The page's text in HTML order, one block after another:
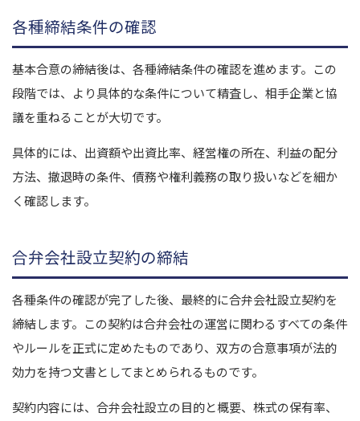
各種締結条件の確認
基本合意の締結後は、各種締結条件の確認を進めます。この
段階では、より具体的な条件について精査し、相手企業と協
議を重ねることが大切です。
具体的には、出資額や出資比率、経営権の所在、利益の配分
方法、撤退時の条件、債務や権利義務の取り扱いなどを細か
く確認します。
合弁会社設立契約の締結
各種条件の確認が完了した後、最終的に合弁会社設立契約を
締結します。この契約は合弁会社の運営に関わるすべての条件
やルールを正式に定めたものであり、双方の合意事項が法的
効力を持つ文書としてまとめられるものです。
契約内容には、合弁会社設立の目的と概要、株式の保有率、